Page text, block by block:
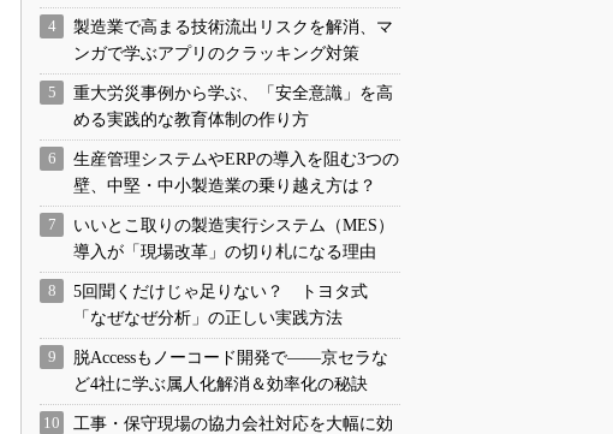
製造業で高まる技術流出リスクを解消、マ
ンガで学ぶアプリのクラッキング対策
重大労災事例から学ぶ、「安全意識」を高
める実践的な教育体制の作り方
生産管理システムやERPの導入を阻む3つの
壁、中堅・中小製造業の乗り越え方は？
いいとこ取りの製造実行システム（MES）
導入が「現場改革」の切り札になる理由
5回聞くだけじゃ足りない？ トヨタ式
「なぜなぜ分析」の正しい実践方法
脱Accessもノーコード開発で――京セラな
ど4社に学ぶ属人化解消＆効率化の秘訣
工事・保守現場の協力会社対応を大幅に効